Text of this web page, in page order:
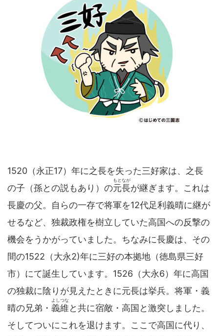
1520（永正17）年に之長を失った三好家は、之長
の子（孫との説もあり）の元長
もとなが
が継ぎます。これは
長慶の父。自らの一存で将軍を12代足利義晴に継が
せるなど、独裁政権を樹立していた高国への反撃の
機会をうかがっていました。ちなみに長慶は、その
間の1522（大永2)年に三好の本拠地（徳島県三好
市）にて誕生しています。1526（大永6）年に高国
の独裁に陰りが見えたときに元長は挙兵。将軍・義
晴の兄弟・ 義維
よしつな
と共に宿敵・高国と激突しました。
そしてついにこれを退けます。ここで高国に代り、